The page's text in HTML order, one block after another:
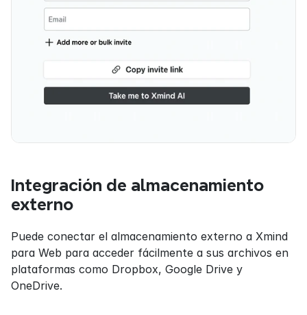
Integración de almacenamiento
externo
Puede conectar el almacenamiento externo a Xmind
para Web para acceder fácilmente a sus archivos en
plataformas como Dropbox, Google Drive y
OneDrive.